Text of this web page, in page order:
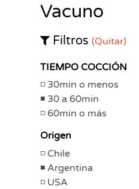
Vacuno
Filtros (Quitar)
TIEMPO COCCIÓN
30min o menos
30 a 60min
60min o más
Origen
Chile
Argentina
USA